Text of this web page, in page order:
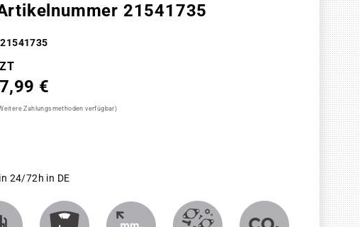
21541735
21541735
€
Zahlungsmethoden verfügbar)
24/72h in DE